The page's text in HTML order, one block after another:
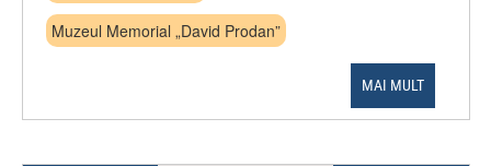
Muzeul Memorial „David Prodan”
MAI MULT